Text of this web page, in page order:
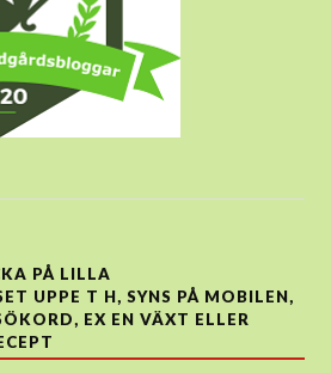
PÅ LILLA
UPPE T H, SYNS PÅ MOBILEN,
EX EN VÄXT ELLER